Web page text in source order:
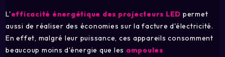
L'efficacité énergétique des projecteurs LED permet
aussi de réaliser des économies sur la facture d'électricité.
En effet, malgré leur puissance, ces appareils consomment
beaucoup moins d'énergie que les ampoules